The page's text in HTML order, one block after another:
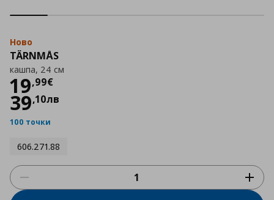
Ново
TÄRNMÅS
кашпа, 24 см
19,99€
Цена
39,10лв
100 точки
606.271.88